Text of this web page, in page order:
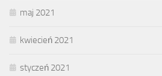
maj 2021
kwiecień 2021
styczeń 2021